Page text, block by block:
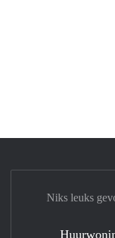
Niks leuks